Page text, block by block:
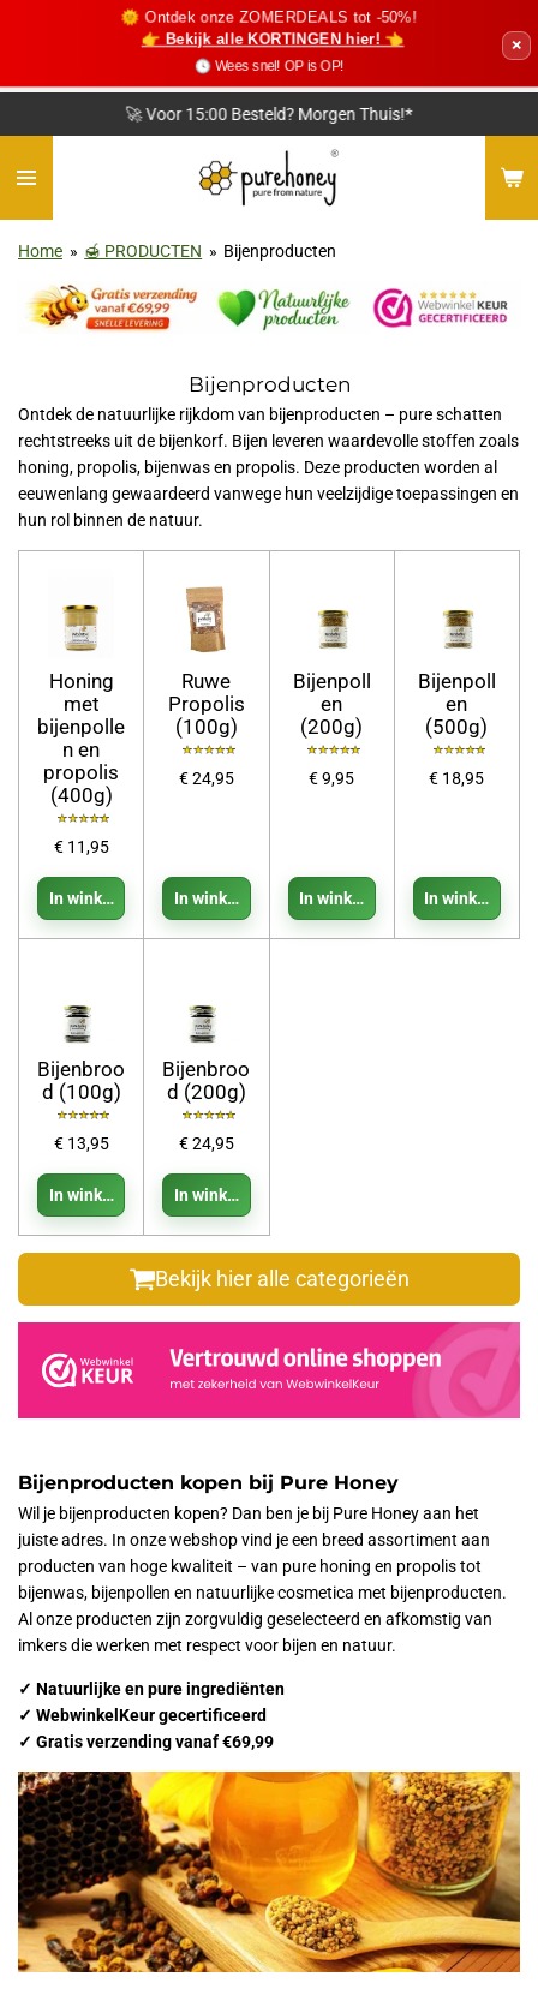
🌞 Ontdek onze ZOMERDEALS tot -50%!
👉 Bekijk alle KORTINGEN hier! 👈
🕓 Wees snel! OP is OP!
×
❤️ Vriendelijke Klantenservice
Home » 🍯 PRODUCTEN » Bijenproducten
Bijenproducten
Ontdek de natuurlijke rijkdom van bijenproducten – pure schatten
rechtstreeks uit de bijenkorf. Bijen leveren waardevolle stoffen zoals
honing, propolis, bijenwas en propolis. Deze producten worden al
eeuwenlang gewaardeerd vanwege hun veelzijdige toepassingen en
hun rol binnen de natuur.
Honing
met
bijenpolle
n en
propolis
(400g)
€ 11,95
In winkelwagen
Ruwe
Propolis
(100g)
€ 24,95
In winkelwagen
Bijenpoll
en
(200g)
€ 9,95
In winkelwagen
Bijenpoll
en
(500g)
€ 18,95
In
Bijenbroo
d (100g)
€ 13,95
In winkelwagen
Bijenbroo
d (200g)
€ 24,95
In winkelwagen
Bekijk hier alle categorieën
Bijenproducten kopen bij Pure Honey
Wil je bijenproducten kopen? Dan ben je bij Pure Honey aan het
juiste adres. In onze webshop vind je een breed assortiment aan
producten van hoge kwaliteit – van pure honing en propolis tot
bijenwas, bijenpollen en natuurlijke cosmetica met bijenproducten.
Al onze producten zijn zorgvuldig geselecteerd en afkomstig van
imkers die werken met respect voor bijen en natuur.
✓ Natuurlijke en pure ingrediënten
✓ WebwinkelKeur gecertificeerd
✓ Gratis verzending vanaf €69,99